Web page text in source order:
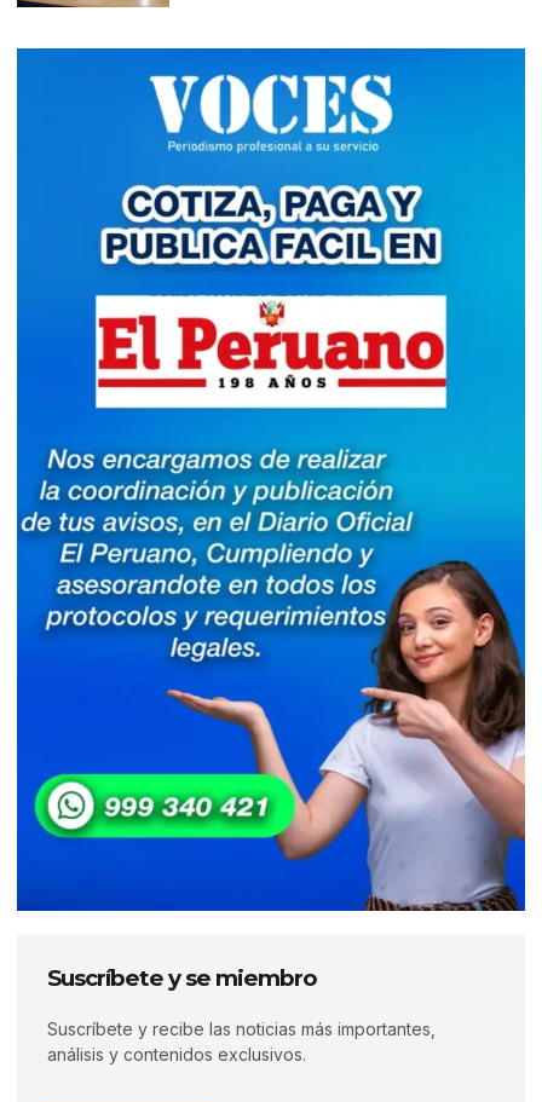
Suscríbete y se miembro
Suscríbete y recibe las noticias más importantes,
análisis y contenidos exclusivos.